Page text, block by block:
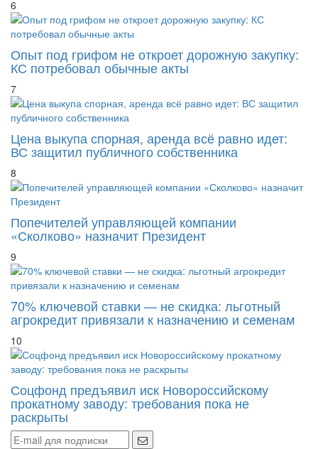
6
Опыт под грифом не откроет дорожную закупку:
КС потребовал обычные акты
7
Цена выкупа спорная, аренда всё равно идет:
ВС защитил публичного собственника
8
Попечителей управляющей компании
«Сколково» назначит Президент
9
70% ключевой ставки — не скидка: льготный
агрокредит привязали к назначению и семенам
10
Соцфонд предъявил иск Новороссийскому
прокатному заводу: требования пока не
раскрыты